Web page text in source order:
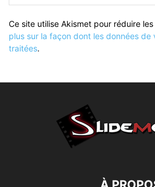
Ce site utilise Akismet pour réduire
plus sur la façon dont les données de
traitées.